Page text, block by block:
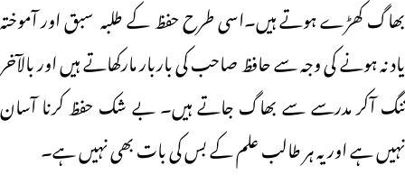
بھاگ کھڑے ہوتے ہیں۔اسی طرح حفظ کے طلبہ سبق اور آموختہ
یاد نہ ہونے کی وجہ سے حافظ صاحب کی باربار مارکھاتے ہیں اور بالآخر
تنگ آکر مدرسے سے بھاگ جاتے ہیں۔ بے شک حفظ کرنا آسان
نہیں ہے اور یہ ہر طالب علم کے بس کی بات بھی نہیں ہے۔